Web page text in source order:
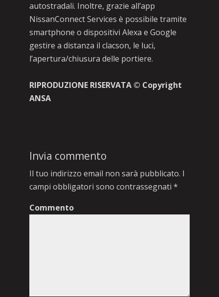
autostradali. Inoltre, grazie all’app
NissanConnect Services è possibile tramite
smartphone o dispositivi Alexa e Google
gestire a distanza il clacson, le luci,
l’apertura/chiusura delle portiere.
RIPRODUZIONE RISERVATA © Copyright
ANSA
Invia commento
Il tuo indirizzo email non sarà pubblicato. I
campi obbligatori sono contrassegnati *
Commento